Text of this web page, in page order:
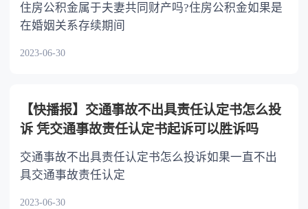
住房公积金属于夫妻共同财产吗?住房公积金如果是
在婚姻关系存续期间
2023-06-30
【快播报】交通事故不出具责任认定书怎么投
诉 凭交通事故责任认定书起诉可以胜诉吗
交通事故不出具责任认定书怎么投诉如果一直不出
具交通事故责任认定
2023-06-30